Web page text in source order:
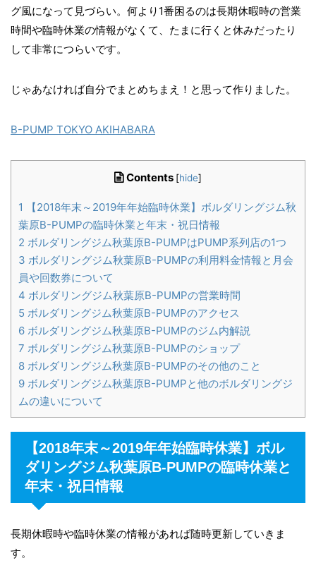
グ風になって見づらい。何より1番困るのは長期休暇時の営業
時間や臨時休業の情報がなくて、たまに行くと休みだったり
して非常につらいです。
じゃあなければ自分でまとめちまえ！と思って作りました。
B-PUMP TOKYO AKIHABARA
Contents [hide]
1
【2018年末～2019年年始臨時休業】ボルダリングジム秋
葉原B-PUMPの臨時休業と年末・祝日情報
2 ボルダリングジム秋葉原B-PUMPはPUMP系列店の1つ
3 ボルダリングジム秋葉原B-PUMPの利用料金情報と月会
員や回数券について
4 ボルダリングジム秋葉原B-PUMPの営業時間
5 ボルダリングジム秋葉原B-PUMPのアクセス
6 ボルダリングジム秋葉原B-PUMPのジム内解説
7 ボルダリングジム秋葉原B-PUMPのショップ
8 ボルダリングジム秋葉原B-PUMPのその他のこと
9 ボルダリングジム秋葉原B-PUMPと他のボルダリングジ
ムの違いについて
【2018年末～2019年年始臨時休業】ボル
ダリングジム秋葉原B-PUMPの臨時休業と
年末・祝日情報
長期休暇時や臨時休業の情報があれば随時更新していきま
す。